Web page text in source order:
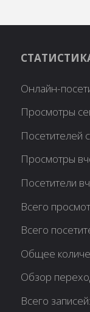
Онлайн-
Просмотры
Посетителей
Просмотры
Посетители
Всего
Всего
Общее
Обзор
Всего